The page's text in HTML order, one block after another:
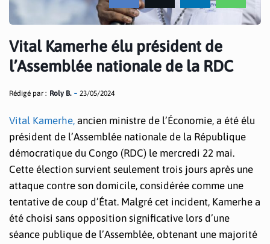
Vital Kamerhe élu président de
l’Assemblée nationale de la RDC
Rédigé par : Roly B. 23/05/2024
Vital Kamerhe, ancien ministre de l’Économie, a été élu
président de l’Assemblée nationale de la République
démocratique du Congo (RDC) le mercredi 22 mai.
Cette élection survient seulement trois jours après une
attaque contre son domicile, considérée comme une
tentative de coup d’État. Malgré cet incident, Kamerhe a
été choisi sans opposition significative lors d’une
séance publique de l’Assemblée, obtenant une majorité